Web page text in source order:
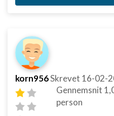
korn956Skrevet 16-02-
Gennemsnit
person